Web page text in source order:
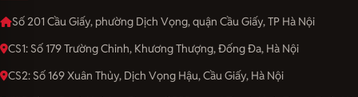
Số 201 Cầu Giấy, phường Dịch Vọng, quận Cầu Giấy, TP Hà Nội
CS1: Số 179 Trường Chinh, Khương Thượng, Đống Đa, Hà Nội
CS2: Số 169 Xuân Thủy, Dịch Vọng Hậu, Cầu Giấy, Hà Nội